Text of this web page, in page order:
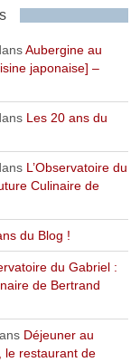
Aubergine au
japonaise] –
Les 20 ans du
L’Observatoire du
Culinaire de
du Blog !
du Gabriel :
de Bertrand
Déjeuner au
le restaurant de